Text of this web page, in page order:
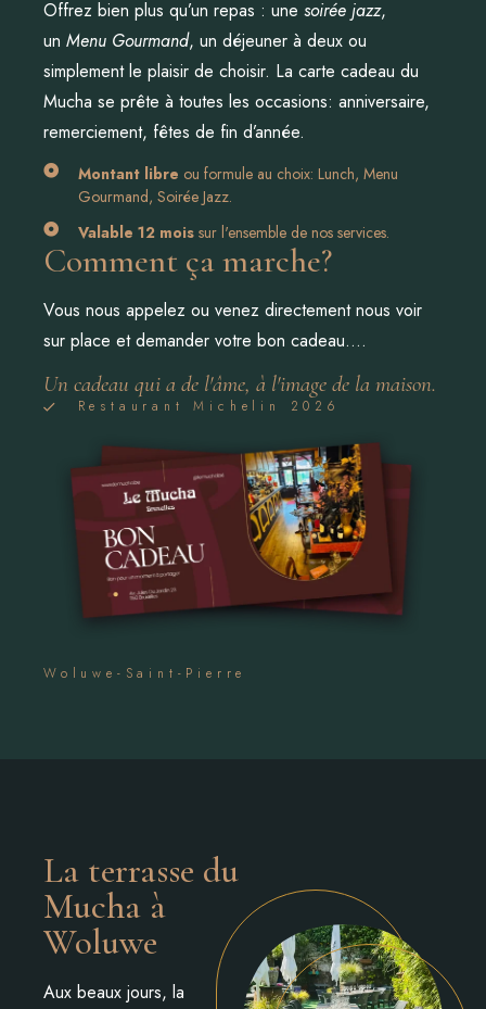
Offrez bien plus qu’un repas : une soirée jazz,
un Menu Gourmand, un déjeuner à deux ou
simplement le plaisir de choisir. La carte cadeau du
Mucha se prête à toutes les occasions: anniversaire,
remerciement, fêtes de fin d’année.
Montant libre ou formule au choix: Lunch, Menu
Gourmand, Soirée Jazz.
Valable 12 mois sur l'ensemble de nos services.
Comment ça marche?
Vous nous appelez ou venez directement nous voir
sur place et demander votre bon cadeau….
Un cadeau qui a de l'âme, à l'image de la maison.
Restaurant Michelin 2026
Woluwe-Saint-Pierre
La terrasse du
Mucha à
Woluwe
Aux beaux jours, la